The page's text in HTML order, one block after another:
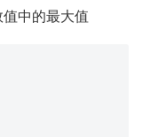
中的最大值